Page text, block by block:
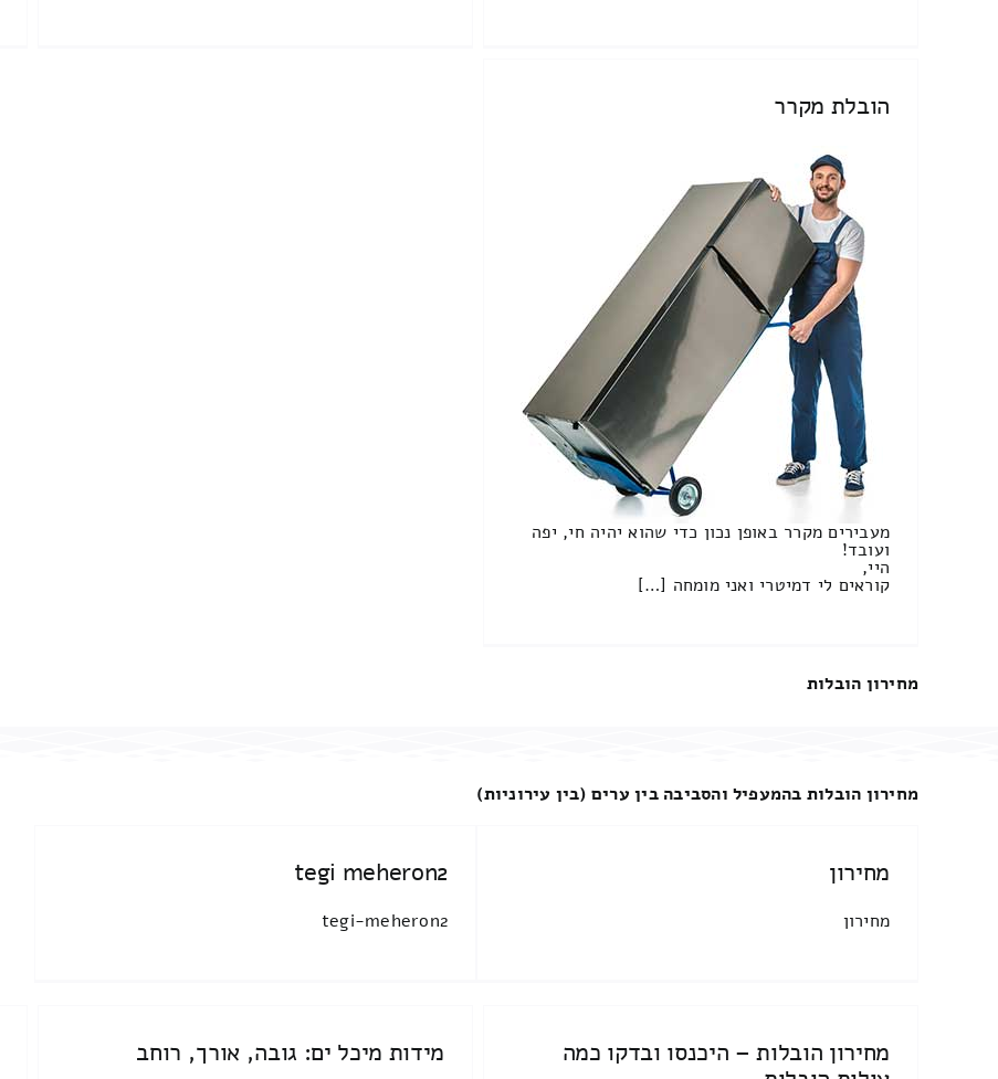
הובלת מקרר
מעבירים מקרר באופן נכון כדי שהוא יהיה חי, יפה
ועובד!
היי,
קוראים לי דמיטרי ואני מומחה […]
מחירון הובלות
מחירון הובלות בהמעפיל והסביבה בין ערים (בין עירוניות)
מחירון
מחירון
tegi meheron2
tegi-meheron2
מחירון הובלות – היכנסו ובדקו כמה
מידות מיכל ים: גובה, אורך, רוחב